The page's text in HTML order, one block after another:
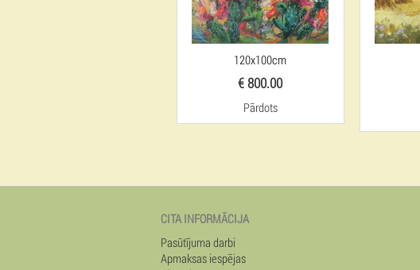
120x100cm
€ 800.00
Pārdots
CITA INFORMĀCIJA
Pasūtījuma darbi
Apmaksas iespējas